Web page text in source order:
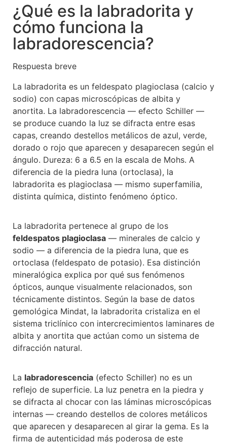
¿Qué es la labradorita y
cómo funciona la
labradorescencia?
Respuesta breve
La labradorita es un feldespato plagioclasa (calcio y
sodio) con capas microscópicas de albita y
anortita. La labradorescencia — efecto Schiller —
se produce cuando la luz se difracta entre esas
capas, creando destellos metálicos de azul, verde,
dorado o rojo que aparecen y desaparecen según el
ángulo. Dureza: 6 a 6.5 en la escala de Mohs. A
diferencia de la piedra luna (ortoclasa), la
labradorita es plagioclasa — mismo superfamilia,
distinta química, distinto fenómeno óptico.
La labradorita pertenece al grupo de los
feldespatos plagioclasa — minerales de calcio y
sodio — a diferencia de la piedra luna, que es
ortoclasa (feldespato de potasio). Esa distinción
mineralógica explica por qué sus fenómenos
ópticos, aunque visualmente relacionados, son
técnicamente distintos. Según la base de datos
gemológica Mindat, la labradorita cristaliza en el
sistema triclínico con intercrecimientos laminares de
albita y anortita que actúan como un sistema de
difracción natural.
La labradorescencia (efecto Schiller) no es un
reflejo de superficie. La luz penetra en la piedra y
se difracta al chocar con las láminas microscópicas
internas — creando destellos de colores metálicos
que aparecen y desaparecen al girar la gema. Es la
firma de autenticidad más poderosa de este